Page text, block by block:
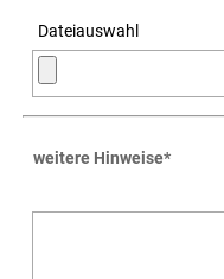
Dateiauswahl
weitere Hinweise*